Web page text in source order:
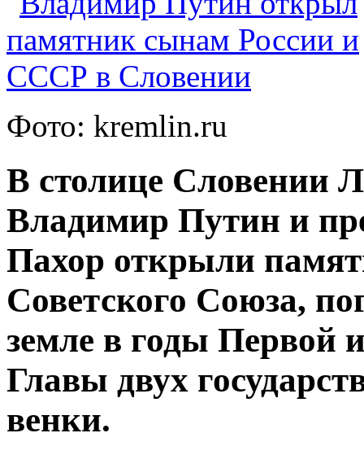
Фото: kremlin.ru
В столице Словении
Владимир Путин и
Пахор открыли
Советского Союза,
земле в годы Первой
Главы двух
венки.